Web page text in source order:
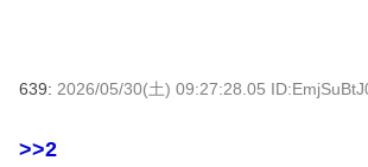
639: 2026/05/30(土) 09:27:28.05
>>2